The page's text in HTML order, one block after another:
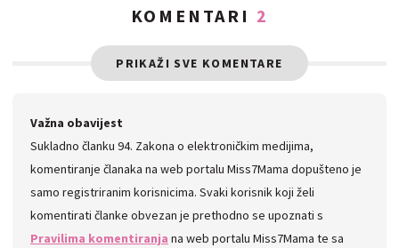
KOMENTARI 2
PRIKAŽI SVE KOMENTARE
Važna obavijest
Sukladno članku 94. Zakona o elektroničkim medijima,
komentiranje članaka na web portalu Miss7Mama dopušteno je
samo registriranim korisnicima. Svaki korisnik koji želi
komentirati članke obvezan je prethodno se upoznati s
Pravilima komentiranja na web portalu Miss7Mama te sa